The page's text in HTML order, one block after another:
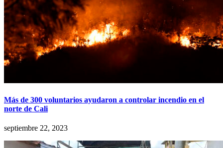
Más de 300 voluntarios ayudaron a controlar incendio en el
norte de Cali
septiembre 22, 2023